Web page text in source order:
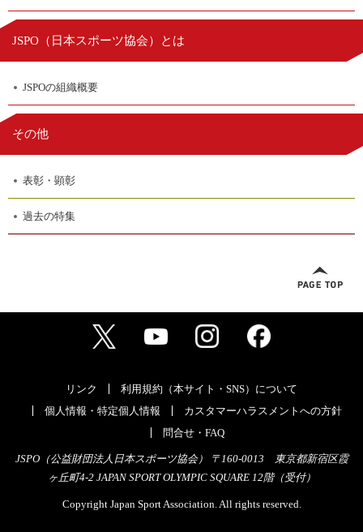
JSPO（ 日本スポーツ協会）とは
JSPOの組織概要
その他
表彰・顕彰
過去の特集
リンク
利用規約（本サイト・SNS）について
個人情報・特定個人情報
カスタマーハラスメントへの方針
問合せ・FAQ
JSPO（公益財団法人日本スポーツ協会） 〒160-0013 東京都新宿区霞
ヶ丘町4-2 JAPAN SPORT OLYMPIC SQUARE 12階（受付）
Copyright Japan Sport Association. All rights reserved.